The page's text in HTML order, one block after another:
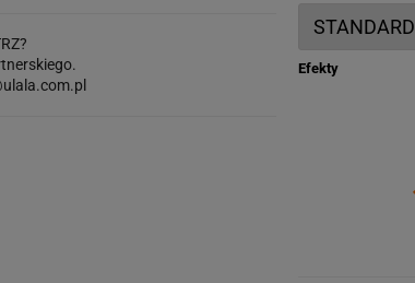
Efekty